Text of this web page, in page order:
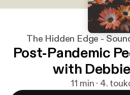
The Hidden Edge -
Post-Pandemic
with
11 min · 4.